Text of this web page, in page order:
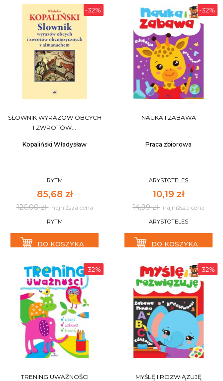
paragon.
DO KOSZYKA
paragon.
DO KOSZYKA
-32%
SŁOWNIK WYRAZÓW OBCYCH
I ZWROTÓW...
Kopaliński Władysław
RYTM
85,68 zł
126,00 zł najniższa cena
RYTM
DO KOSZYKA
-32%
NAUKA I ZABAWA
Praca zbiorowa
ARYSTOTELES
10,19 zł
14,99 zł najniższa cena
ARYSTOTELES
DO KOSZYKA
-32%
TRENING UWAŻNOŚCI
-32%
MYŚLĘ I ROZWIĄZUJĘ